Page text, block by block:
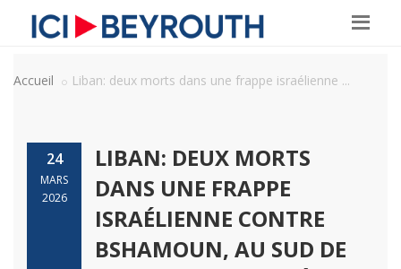
Accueil Liban: deux morts dans une frappe israélienne ...
24
MARS
2026
LIBAN: DEUX MORTS
DANS UNE FRAPPE
ISRAÉLIENNE CONTRE
BSHAMOUN, AU SUD DE